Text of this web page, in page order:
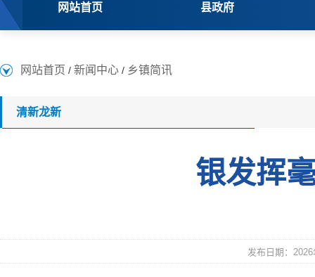
网站首页 县政府
网站首页 / 新闻中心 / 乡镇简讯
清新龙新
银发挥
发布日期：